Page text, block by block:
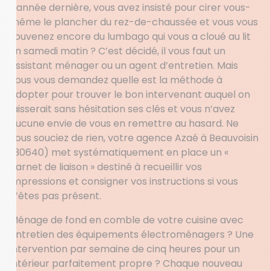
L’année dernière, vous avez insisté pour cirer vous-
même le plancher du rez-de-chaussée et vous vous
souvenez encore du lumbago qui vous a cloué au lit
un samedi matin ? C’est décidé, il vous faut un
assistant ménager ou un agent d’entretien. Mais
vous vous demandez quelle est la méthode à
adopter pour trouver le bon intervenant auquel on
laisserait sans hésitation ses clés et vous n’avez
aucune envie de vous en remettre au hasard. Ne
vous souciez de rien, votre agence Azaé à Beauvoisin
(30640) met systématiquement en place un «
carnet de liaison » destiné à recueillir vos
impressions et consigner vos instructions si vous
n’êtes pas présent.
Ménage de fond en comble de votre cuisine avec
entretien des équipements électroménagers ? Une
intervention par semaine de cinq heures pour un
intérieur parfaitement propre ? Chaque nouveau